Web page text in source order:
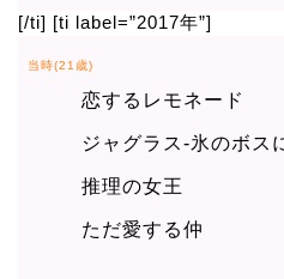
[/ti] [ti label=”2017年”]
当時(21歳)
恋するレモネード
ジャグラス-氷のボス
推理の女王
ただ愛する仲